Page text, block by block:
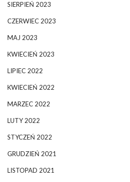
SIERPIEŃ 2023
CZERWIEC 2023
MAJ 2023
KWIECIEŃ 2023
LIPIEC 2022
KWIECIEŃ 2022
MARZEC 2022
LUTY 2022
STYCZEŃ 2022
GRUDZIEŃ 2021
LISTOPAD 2021